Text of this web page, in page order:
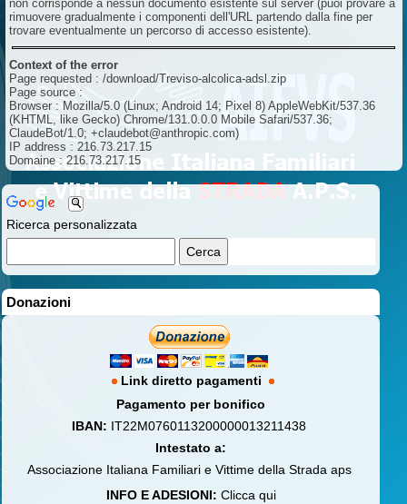
Ricerca personalizzata
Donazioni
Link diretto pagamenti
Pagamento per bonifico
IBAN: IT22M0760113200000013211438
Intestato a:
Associazione Italiana Familiari e Vittime della Strada aps
INFO E ADESIONI: Clicca qui
non corrisponde a nessun documento esistente sul server (puoi provare a
rimuovere gradualmente i componenti dell'URL partendo dalla fine per
trovare eventualmente un percorso di accesso esistente).
Context of the error
Page requested : /download/Treviso-alcolica-adsl.zip
Page source :
Browser : Mozilla/5.0 (Linux; Android 14; Pixel 8) AppleWebKit/537.36
(KHTML, like Gecko) Chrome/131.0.0.0 Mobile Safari/537.36;
ClaudeBot/1.0; +claudebot@anthropic.com)
IP address : 216.73.217.15
Domaine : 216.73.217.15